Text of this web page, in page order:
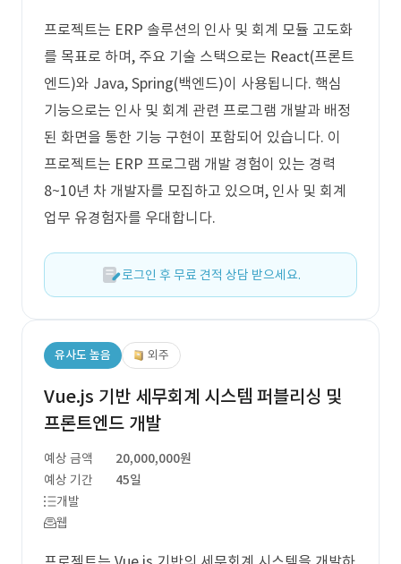
프로젝트는 ERP 솔루션의 인사 및 회계 모듈 고도화
를 목표로 하며, 주요 기술 스택으로는 React(프론트
엔드)와 Java, Spring(백엔드)이 사용됩니다. 핵심
기능으로는 인사 및 회계 관련 프로그램 개발과 배정
된 화면을 통한 기능 구현이 포함되어 있습니다. 이
프로젝트는 ERP 프로그램 개발 경험이 있는 경력
8~10년 차 개발자를 모집하고 있으며, 인사 및 회계
업무 유경험자를 우대합니다.
로그인 후 무료 견적 상담 받으세요.
유사도 높음 외주
Vue.js 기반 세무회계 시스템 퍼블리싱 및
프론트엔드 개발
예상 금액
20,000,000원
예상 기간
45일
개발
웹